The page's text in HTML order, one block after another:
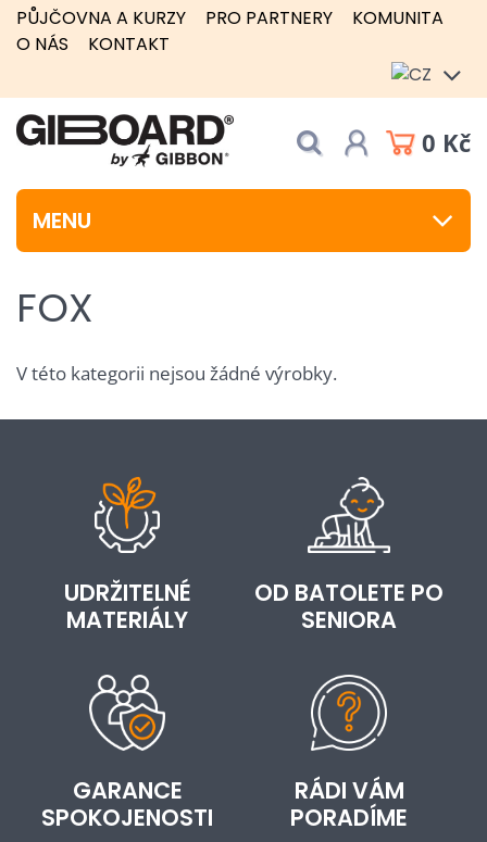
PŮJČOVNA A KURZY PRO PARTNERY
KOMUNITA
O NÁS
KONTAKT
0 Kč
MENU
FOX
V této kategorii nejsou žádné výrobky.
UDRŽITELNÉ
MATERIÁLY
OD BATOLETE PO
SENIORA
GARANCE
SPOKOJENOSTI
RÁDI VÁM
PORADÍME